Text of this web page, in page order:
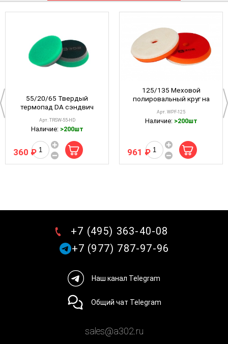
55/20/65 Твердый
термопад DA сэндвич
Арт. TRSW-55-HD
Наличие: >200шт
360 ₽
125/135 Меховой
полировальный круг на
A302
Арт. WPF-125
Наличие: >200шт
961 ₽
+7 (495) 363-40-08
+7 (977) 787-97-96
Наш канал Telegram
Общий чат Telegram
sales@a302.ru